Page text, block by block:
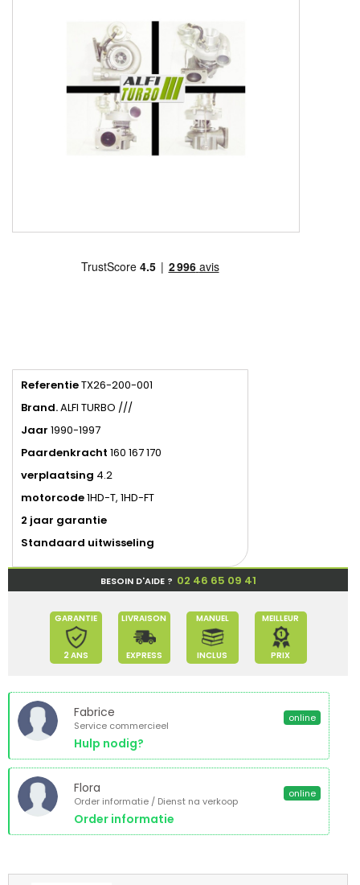
ReferentieTX26-200-001
Brand.ALFI TURBO ///
Jaar 1990-1997
Paardenkracht 160 167 170
verplaatsing 4.2
motorcode1HD-T, 1HD-FT
2 jaar garantie
Standaard uitwisseling
BESOIN D'AIDE ? 02 46 65 09 41
GARANTIE
2 ANS
LIVRAISON
EXPRESS
MANUEL
INCLUS
MEILLEUR
PRIX
Fabrice
Service commercieel
Hulp nodig?
online
Flora
Order informatie / Dienst na verkoop
Order informatie
online